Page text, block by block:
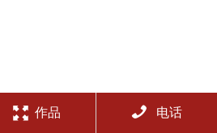
 作品  电话